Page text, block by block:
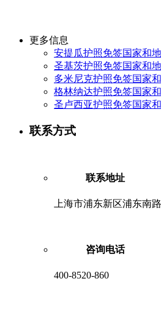
更多信息
安提瓜护照免签国家和
圣基茨护照免签国家和
多米尼克护照免签国家
格林纳达护照免签国家
圣卢西亚护照免签国家
联系方式
联系地址
上海市浦东新区浦东南
咨询电话
400-8520-860